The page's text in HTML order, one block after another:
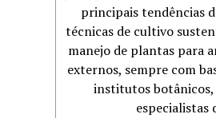
principais tendências
técnicas de cultivo
manejo de plantas para
externos, sempre com
institutos botânicos,
especialistas